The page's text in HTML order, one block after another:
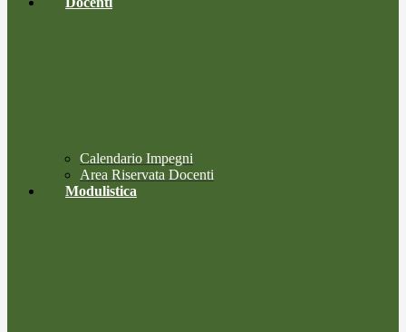
Calendario Impegni
Area Riservata Docenti
Modulistica